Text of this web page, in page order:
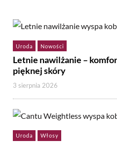
Uroda Nowości
Letnie nawilżanie –
pięknej skóry
3 sierpnia 2026
Uroda Włosy